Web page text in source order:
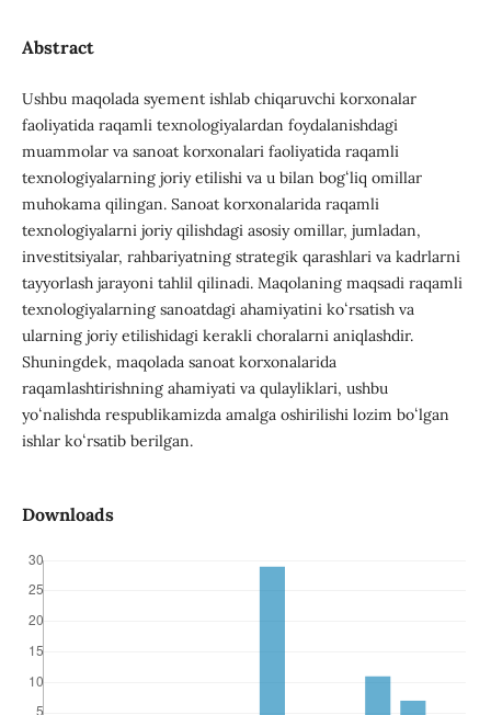
Abstract
Ushbu maqolada syement ishlab chiqaruvchi korxonalar
faoliyatida raqamli texnologiyalardan foydalanishdagi
muammolar va sanoat korxonalari faoliyatida raqamli
texnologiyalarning joriy etilishi va u bilan bogʻliq omillar
muhokama qilingan. Sanoat korxonalarida raqamli
texnologiyalarni joriy qilishdagi asosiy omillar, jumladan,
investitsiyalar, rahbariyatning strategik qarashlari va kadrlarni
tayyorlash jarayoni tahlil qilinadi. Maqolaning maqsadi raqamli
texnologiyalarning sanoatdagi ahamiyatini koʻrsatish va
ularning joriy etilishidagi kerakli choralarni aniqlashdir.
Shuningdek, maqolada sanoat korxonalarida
raqamlashtirishning ahamiyati va qulayliklari, ushbu
yoʻnalishda respublikamizda amalga oshirilishi lozim boʻlgan
ishlar koʻrsatib berilgan.
Downloads